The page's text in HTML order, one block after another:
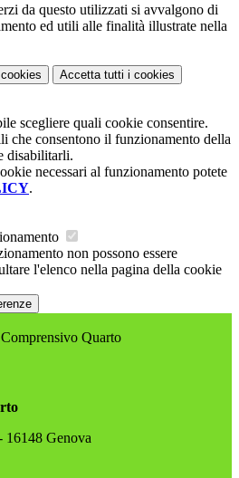
da questo utilizzati si avvalgono di
ed utili alle finalità illustrate nella
Accetta tutti i cookies
scegliere quali cookie consentire.
che consentono il funzionamento della
disabilitarli.
necessari al funzionamento potete
.
non possono essere
l'elenco nella pagina della cookie
Quarto
16148 Genova